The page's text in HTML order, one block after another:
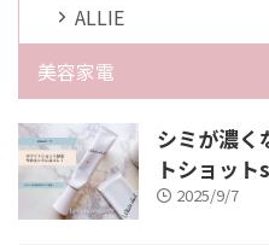
ALLIE
美容家電
シミが濃く
トショッ
2025/9/7